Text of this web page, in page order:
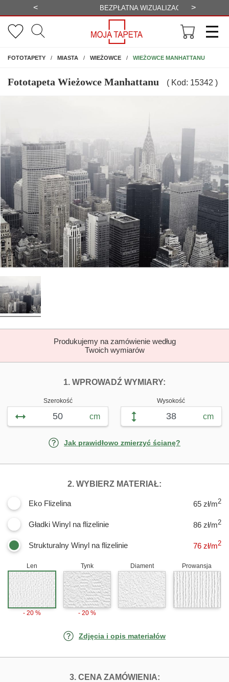
< BEZPŁATNA WIZUALIZACJA >
FOTOTAPETYNA ŚCIANĘ
MIASTA WIEŻOWCE WIEŻOWCE MANHATTANU
Fototapeta Wieżowce Manhattanu ( Kod: 15342 )
Produkujemy na zamówienie według
Twoich wymiarów
1. WPROWADŹ WYMIARY:
Szerokość
cm
Wysokość
cm
Jak prawidłowo zmierzyć ścianę?
2. WYBIERZ MATERIAŁ:
Eko Flizelina 65 zł/m2
Gładki Winyl na flizelinie 86 zł/m2
Strukturalny Winyl na flizelinie 76 zł/m2
Len
- 20 %
Tynk
- 20 %
Diament Prowansja
Zdjęcia i opis materiałów
3. CENA ZAMÓWIENIA:FOTOTAPETY